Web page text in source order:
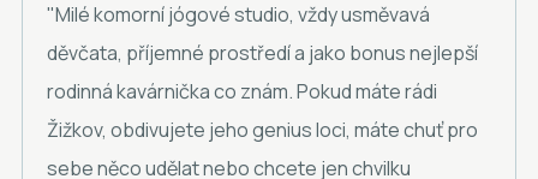
"Milé komorní jógové studio, vždy usměvavá
děvčata, příjemné prostředí a jako bonus nejlepší
rodinná kavárnička co znám. Pokud máte rádi
Žižkov, obdivujete jeho genius loci, máte chuť pro
sebe něco udělat nebo chcete jen chvilku